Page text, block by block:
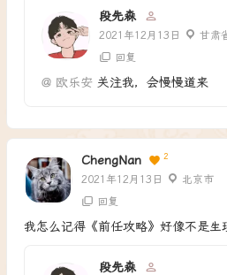
段先森
2021年12月13日 甘肃
回复
@ 欧乐安关注我，会慢慢道来
ChengNan 2
2021年12月13日 北京市
回复
我怎么记得《前任攻略》好像不是
段先森